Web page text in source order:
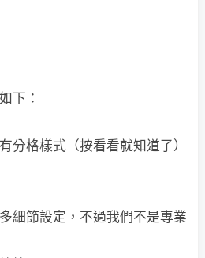
下：
分格樣式（按看看就知道了）
細節設定，不過我們不是專業